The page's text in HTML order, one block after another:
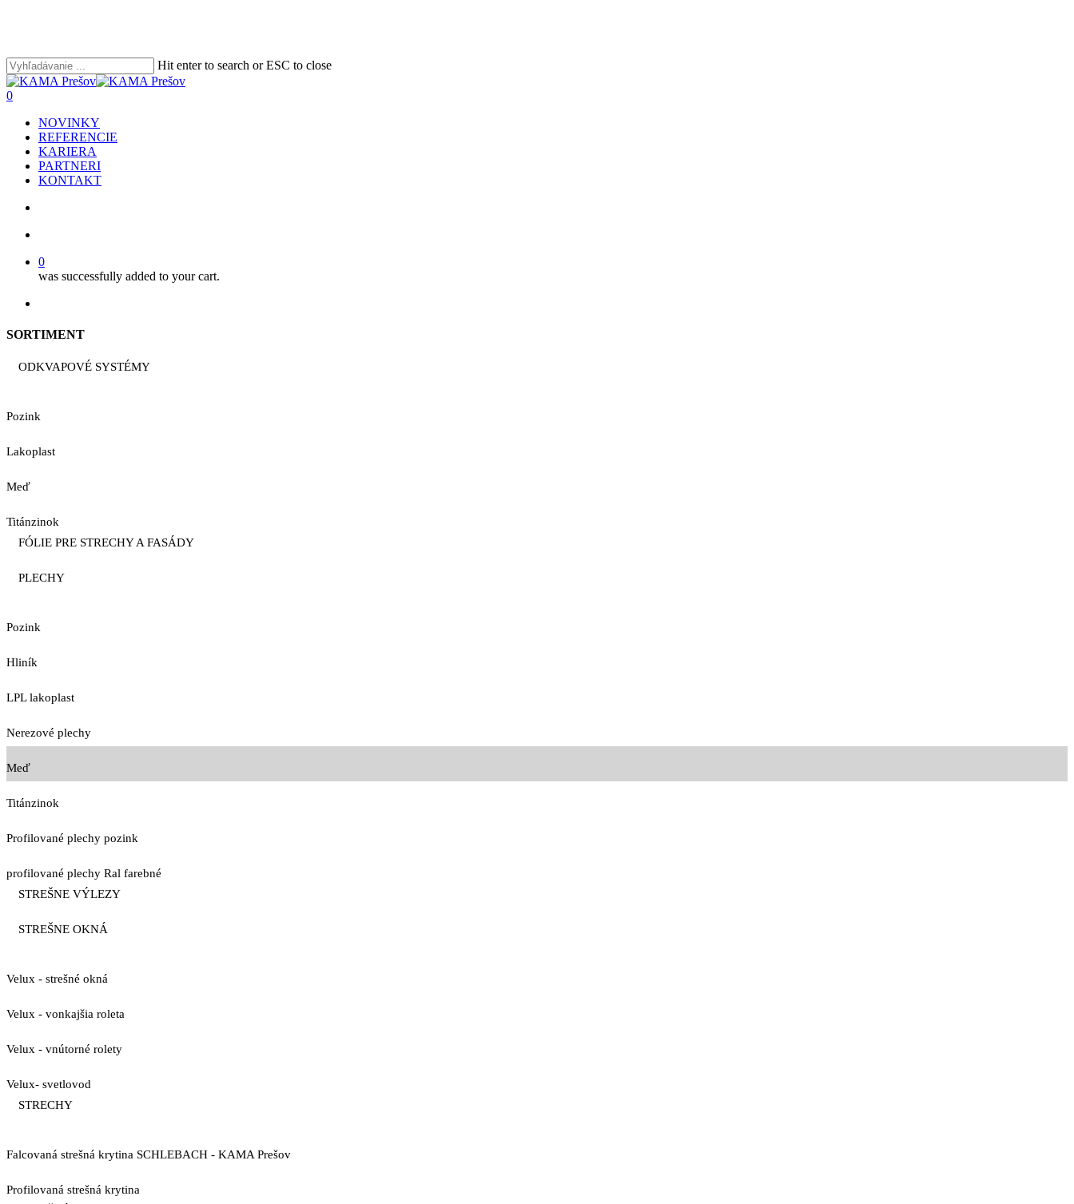
content
Hit enter to search or ESC to close
Close
Search
search
account
0
NOVINKY
REFERENCIE
KARIERA
PARTNERI
KONTAKT
0
was successfully added to your cart.
SORTIMENT
ODKVAPOVÉ SYSTÉMY
Pozink
Lakoplast
Meď
Titánzinok
FÓLIE PRE STRECHY A FASÁDY
PLECHY
Pozink
Hliník
LPL lakoplast
Nerezové plechy
Meď
Titánzinok
Profilované plechy pozink
profilované plechy Ral farebné
STREŠNE VÝLEZY
STREŠNE OKNÁ
Velux - strešné okná
Velux - vonkajšia roleta
Velux - vnútorné rolety
Velux- svetlovod
STRECHY
Falcovaná strešná krytina SCHLEBACH - KAMA Prešov
Profilovaná strešná krytina